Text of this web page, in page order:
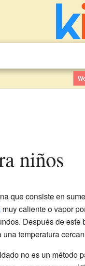
niños
que consiste en
muy caliente o vapor
Después de este
temperatura
no es un método